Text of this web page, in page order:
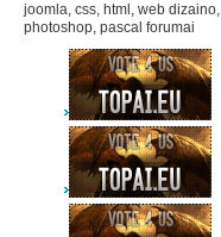
joomla, css, html, web dizaino,
photoshop, pascal forumai